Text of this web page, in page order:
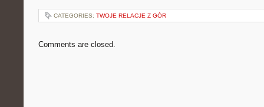
CATEGORIES: TWOJE RELACJE Z GÓR
Comments are closed.